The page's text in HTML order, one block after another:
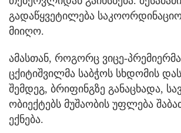
გადაწყვეტილება
მიიღო.
ამასთან, როგორც ვიცე-პრემიერმა
ცქიტიშვილმა საბჭოს სხდომის
შემდეგ, ბრიფინგზე განაცხადა,
ობიექტებს მუშაობის უფლება
ექნება.